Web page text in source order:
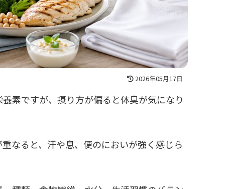
2026年05月17日
素ですが、摂り方が偏ると体臭が気になり
なると、汗や息、便のにおいが強く感じら